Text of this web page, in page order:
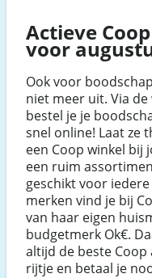
Actieve
voor
Ook voor
niet meer uit. Via
bestel je je
snel online! Laat ze
een Coop winkel bij
een ruim
geschikt voor
merken vind je bij
van haar eigen
budgetmerk Ok€.
altijd de beste
rijtje en betaal je